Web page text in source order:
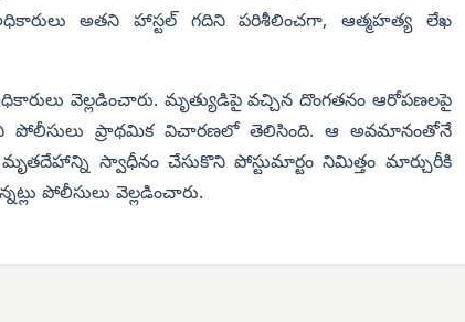
అతని హాస్టల్ గదిని పరిశీలించగా, ఆత్మహత్య లేఖ
వెల్లడించారు. మృత్యుడిపై వచ్చిన దొంగతనం ఆరోపణలపై
పోలీసులు ప్రాథమిక విచారణలో తెలిసింది. ఆ అవమానంతోనే
మృతదేహాన్ని స్వాధీనం చేసుకొని పోస్టుమార్టం నిమిత్తం మార్చురీకి
పోలీసులు వెల్లడించారు.